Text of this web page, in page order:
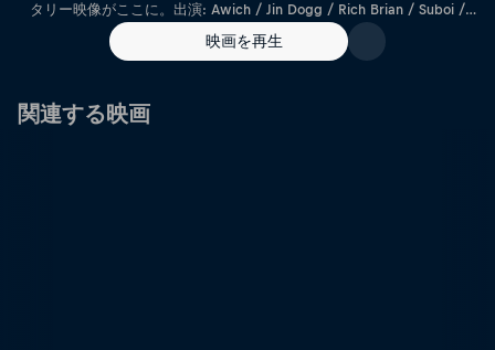
タリー映像がここに。出演: Awich / Jin Dogg / Rich Brian / Suboi /
Higher Brothers / Keith Ape / Sean Miyashiro / Joji / Anarchy /
Ghostface Killah (Wu-Tang Clan) / and more
映画を再生
関連する映画